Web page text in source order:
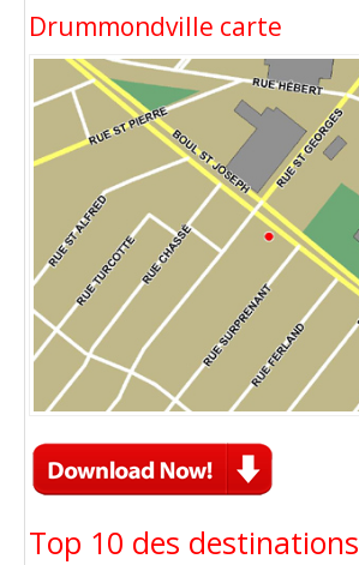
Drummondville carte
Top 10 des destinations